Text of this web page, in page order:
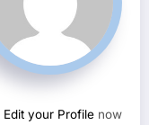
Edit your Profile now.